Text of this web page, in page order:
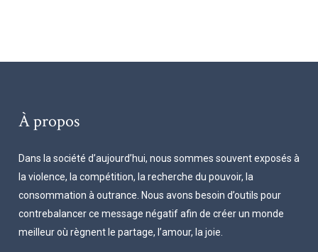
À propos
Dans la société d’aujourd’hui, nous sommes souvent exposés à
la violence, la compétition, la recherche du pouvoir, la
consommation à outrance. Nous avons besoin d’outils pour
contrebalancer ce message négatif afin de créer un monde
meilleur où règnent le partage, l’amour, la joie.